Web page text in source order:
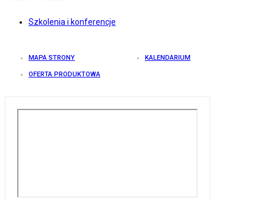
Szkolenia i konferencje
MAPA STRONY KALENDARIUM
OFERTA PRODUKTOWA